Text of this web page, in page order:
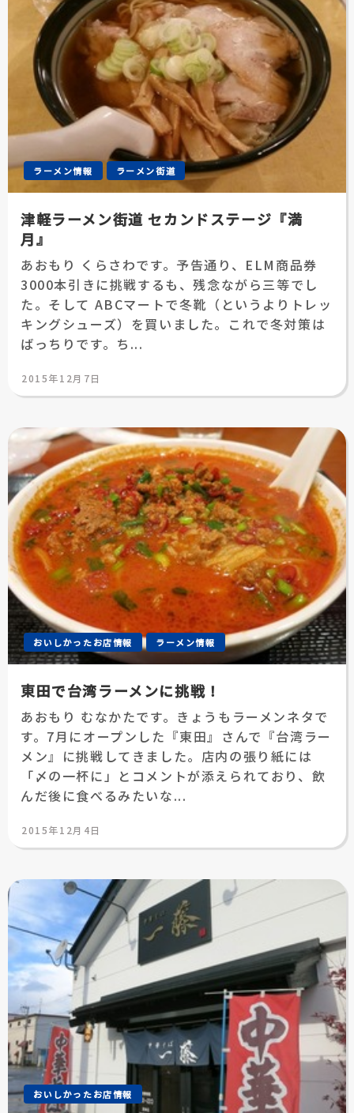
ラーメン情報 ラーメン街道
津軽ラーメン街道 セカンドステージ『満
月』
あおもり くらさわです。予告通り、ELM商品券
3000本引きに挑戦するも、残念ながら三等でし
た。そして ABCマートで冬靴（というよりトレッ
キングシューズ）を買いました。これで冬対策は
ばっちりです。ち...
投
日:
2015年12月7日
おいしかったお店情報 ラーメン情報
東田で台湾ラーメンに挑戦！
あおもり むなかたです。きょうもラーメンネタで
す。7月にオープンした『東田』さんで『台湾ラー
メン』に挑戦してきました。店内の張り紙には
「〆の一杯に」とコメントが添えられており、飲
んだ後に食べるみたいな...
投
日:
2015年12月4日
おいしかったお店情報